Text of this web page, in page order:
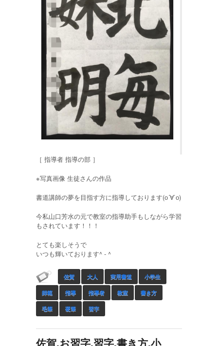
［ 指導者 指導の部 ］
※写真画像 生徒さんの作品
書道講師の夢を目指す方に指導しております(о´∀`о)
今私山口芳水の元で教室の指導助手もしながら学習
もされています！！！
とても楽しそうで
いつも輝いております^ - ^
佐賀 大人 実用書道 小学生
師範 指導 指導者 教室 書き方
毛筆 硬筆 習字
佐賀,お習字,習字,書き方,小